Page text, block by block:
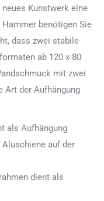
Kunstwerk eine
benötigen Sie
dass zwei stabile
ab 120 x 80
mit zwei
Art der Aufhängung
als Aufhängung
auf der
dient als